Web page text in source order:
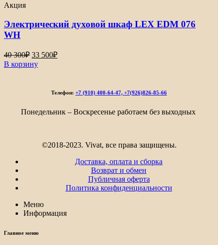
Акция
Электрический духовой шкаф LEX EDM 076
WH
40 300₽ Первоначальная
цена
составляла
33 500₽Текущая
В корзину
Телефон: +7 (910) 400-64-47, +7(926)826-85-66
Понедельник – Воскресенье работаем без выходных
©2018-2023. Vivat, все права защищены.
Доставка, оплата и сборка
Возврат и обмен
Публичная оферта
Политика конфиденциальности
Меню
Информация
Главное меню